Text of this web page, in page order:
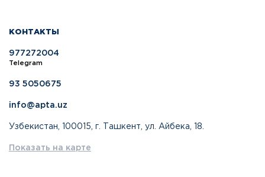
КОНТАКТЫ
977272004
Telegram
93 5050675
info@apta.uz
Узбекистан, 100015, г. Ташкент, ул. Айбека, 18.
Показать на карте